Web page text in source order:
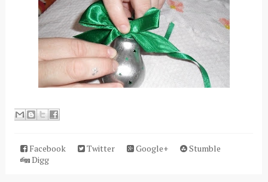
Facebook Twitter Google+
Stumble
Digg